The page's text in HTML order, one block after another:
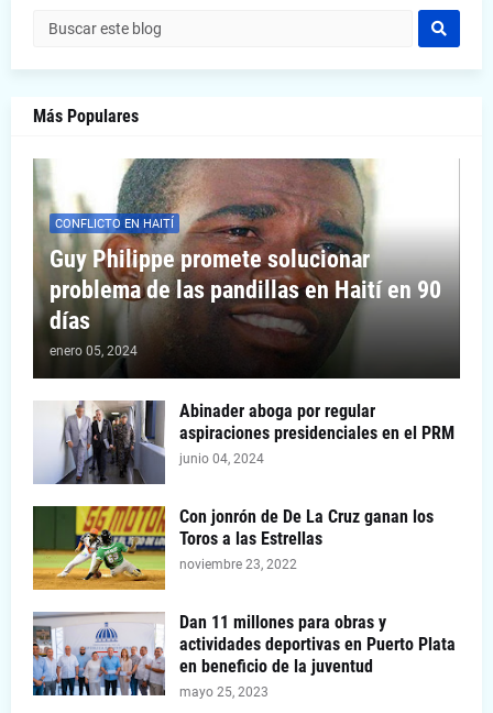
Más Populares
CONFLICTO EN HAITÍ
Guy Philippe promete solucionar
problema de las pandillas en Haití en 90
días
enero 05, 2024
Abinader aboga por regular
aspiraciones presidenciales en el PRM
junio 04, 2024
Con jonrón de De La Cruz ganan los
Toros a las Estrellas
noviembre 23, 2022
Dan 11 millones para obras y
actividades deportivas en Puerto Plata
en beneficio de la juventud
mayo 25, 2023